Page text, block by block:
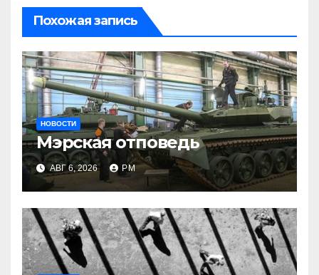
Похожая запись
НОВОСТИ
Мэрская отповедь
АВГ 6, 2026 РМ